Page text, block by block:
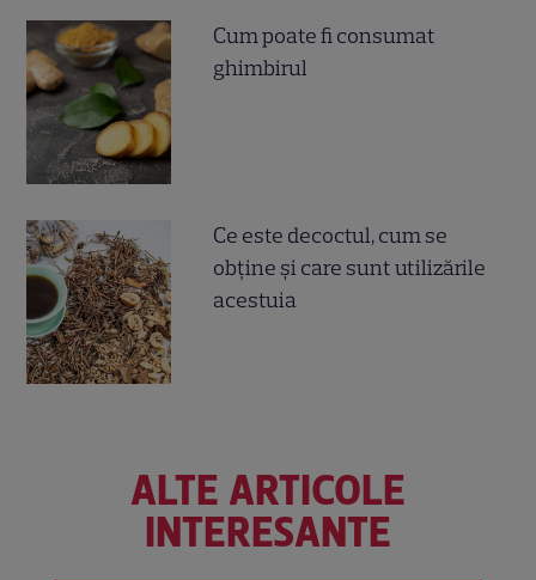
Cum poate fi consumat
ghimbirul
Ce este decoctul, cum se
obţine şi care sunt utilizările
acestuia
ALTE ARTICOLE
INTERESANTE